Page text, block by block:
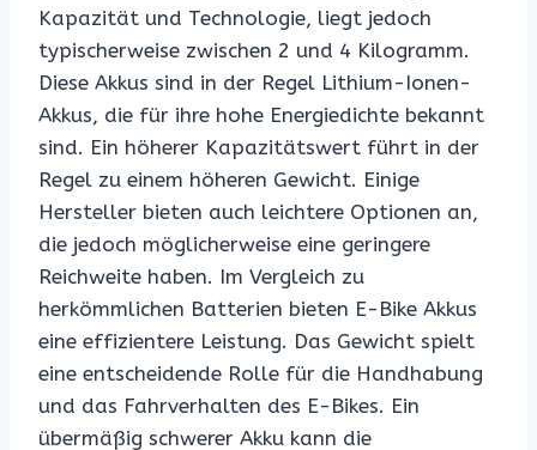
Kapazität und Technologie, liegt jedoch
typischerweise zwischen 2 und 4 Kilogramm.
Diese Akkus sind in der Regel Lithium-Ionen-
Akkus, die für ihre hohe Energiedichte bekannt
sind. Ein höherer Kapazitätswert führt in der
Regel zu einem höheren Gewicht. Einige
Hersteller bieten auch leichtere Optionen an,
die jedoch möglicherweise eine geringere
Reichweite haben. Im Vergleich zu
herkömmlichen Batterien bieten E-Bike Akkus
eine effizientere Leistung. Das Gewicht spielt
eine entscheidende Rolle für die Handhabung
und das Fahrverhalten des E-Bikes. Ein
übermäßig schwerer Akku kann die